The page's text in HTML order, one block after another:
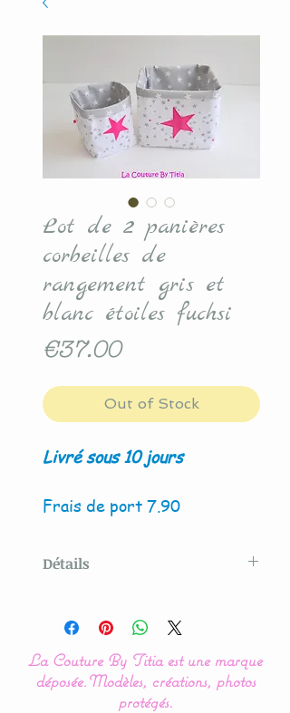
Lot de 2 panières
corbeilles de
rangement gris et
blanc étoiles fuchsi
€37.00Price
Out of Stock
Livré sous 10 jours
Frais de port 7.90
Détails
By Titia
Lot de 2 panières ou
corbeilles de rangement
La Couture By Titia est une marque
déposée.Modèles, créations, photos
protégés.